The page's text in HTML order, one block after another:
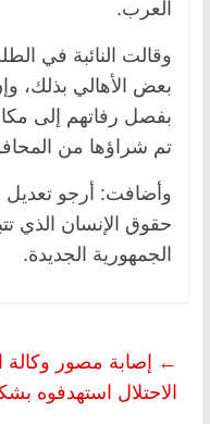
العرب.
وقالت النائبة في
بعض الأهالي بذلك،
بفصل رفاتهم إلى
تم شراؤها من
وأضافت: أرجو تعديل
حقوق الإنسان الذي
الجمهورية الجديدة.
← إصابة مصور وكالة
الاحتلال استهدفوه